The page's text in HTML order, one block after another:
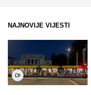
NAJNOVIJE VIJESTI